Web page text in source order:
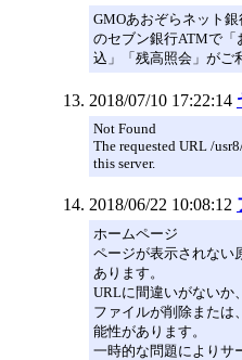
GMOあおぞらネット
のセブン銀行ATMで「
込」「残高照会」がご
2018/07/10 17:22:14
Not Found
The requested URL /
this server.
2018/06/22 10:08:12
ホームページ
ページが表示されない
あります。
URLに間違いがないか
ファイルが削除または
能性があります。
一時的な問題によりサ